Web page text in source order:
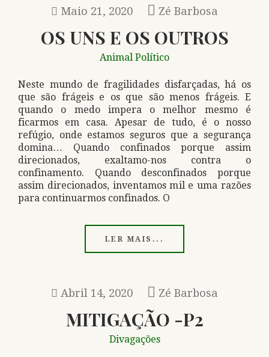
Maio 21, 2020 Zé Barbosa
OS UNS E OS OUTROS
Animal Político
Neste mundo de fragilidades disfarçadas, há os
que são frágeis e os que são menos frágeis. E
quando o medo impera o melhor mesmo é
ficarmos em casa. Apesar de tudo, é o nosso
refúgio, onde estamos seguros que a segurança
domina… Quando confinados porque assim
direcionados, exaltamo-nos contra o
confinamento. Quando desconfinados porque
assim direcionados, inventamos mil e uma razões
para continuarmos confinados. O
LER MAIS...
Abril 14, 2020 Zé Barbosa
MITIGAÇÃO -P2
Divagações